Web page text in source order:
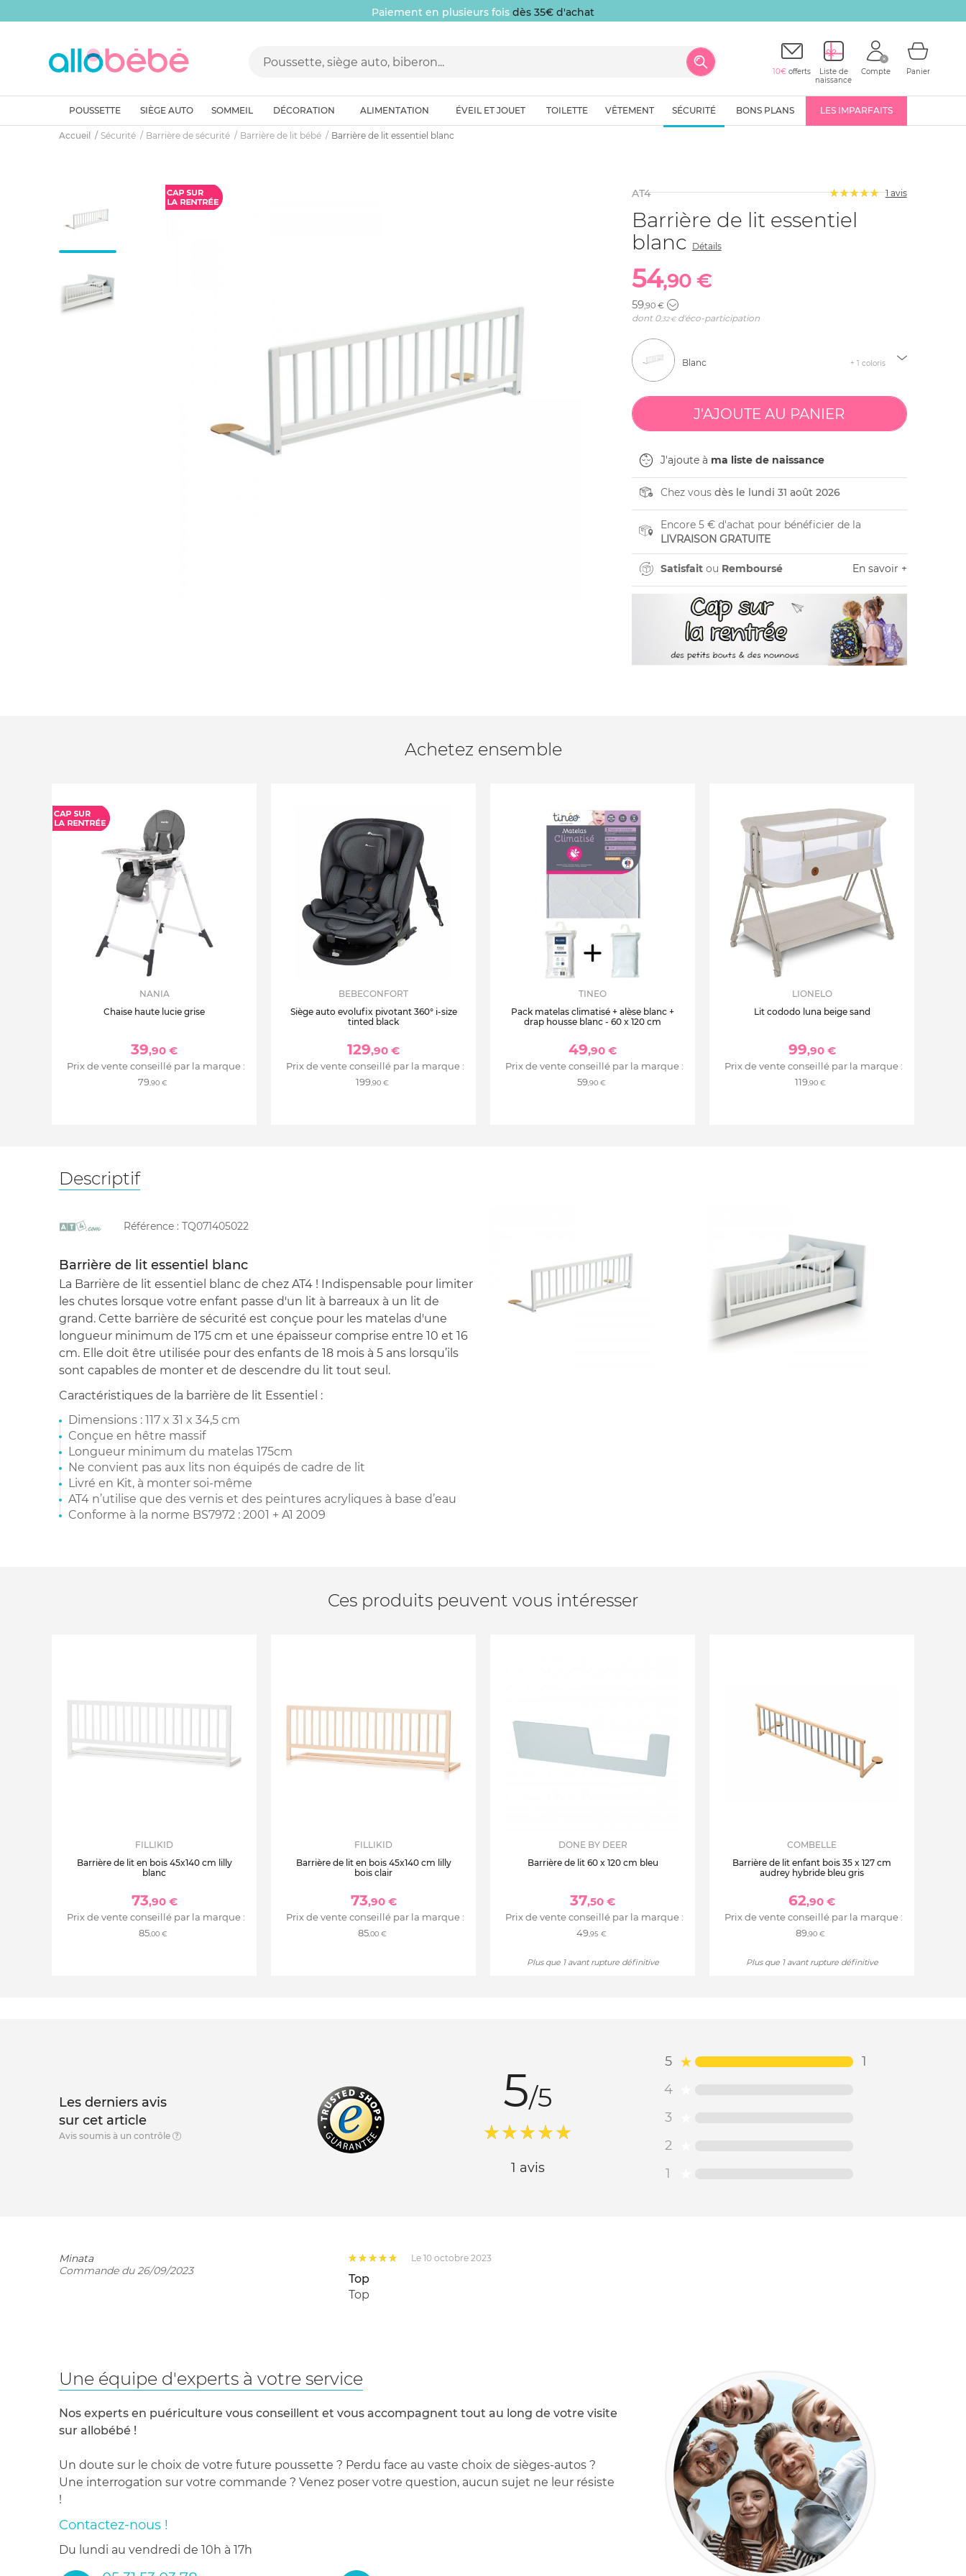
Paiement en plusieurs fois dès 35€ d'achat
10€ offerts
Liste de
naissance
Compte Panier
POUSSETTE SIÈGE AUTO SOMMEIL DÉCORATION ALIMENTATION ÉVEIL ET JOUET TOILETTE VÊTEMENT SÉCURITÉ BONS PLANS LES IMPARFAITS
Accueil Sécurité Barrière de sécurité Barrière de lit bébé Barrière de lit essentiel blanc
AT4 1 avis
Barrière de lit essentiel
blanc
Détails
54,90 €
59,90 €
dont 0,32 €d'éco-participation
Blanc + 1 coloris
J'ajoute à ma liste de naissance
Chez vous dès le lundi 31 août 2026
Encore 5 € d'achat pour bénéficier de la
LIVRAISON GRATUITE
Satisfaitou Remboursé En savoir +
Achetez ensemble
NANIA
Chaise haute lucie grise
39,90 €
Prix de vente conseillé par la marque :
79,90 €
BEBECONFORT
Siège auto evolufix pivotant 360° i-size
tinted black
129,90 €
Prix de vente conseillé par la marque :
199,90 €
TINEO
Pack matelas climatisé + alèse blanc +
drap housse blanc - 60 x 120 cm
49,90 €
Prix de vente conseillé par la marque :
59,90 €
LIONELO
Lit cododo luna beige sand
99,90 €
Prix de vente conseillé par la marque :
119,90 €
Descriptif
Référence : TQ071405022
Barrière de lit essentiel blanc
La Barrière de lit essentiel blanc de chez AT4 ! Indispensable pour limiter
les chutes lorsque votre enfant passe d'un lit à barreaux à un lit de
grand. Cette barrière de sécurité est conçue pour les matelas d'une
longueur minimum de 175 cm et une épaisseur comprise entre 10 et 16
cm. Elle doit être utilisée pour des enfants de 18 mois à 5 ans lorsqu’ils
sont capables de monter et de descendre du lit tout seul.
Caractéristiques de la barrière de lit Essentiel :
Dimensions : 117 x 31 x 34,5 cm
Conçue en hêtre massif
Longueur minimum du matelas 175cm
Ne convient pas aux lits non équipés de cadre de lit
Livré en Kit, à monter soi-même
AT4 n’utilise que des vernis et des peintures acryliques à base d’eau
Conforme à la norme BS7972 : 2001 + A1 2009
Ces produits peuvent vous intéresser
FILLIKID
Barrière de lit en bois 45x140 cm lilly
blanc
73,90 €
Prix de vente conseillé par la marque :
85,00 €
FILLIKID
Barrière de lit en bois 45x140 cm lilly
bois clair
73,90 €
Prix de vente conseillé par la marque :
85,00 €
DONE BY DEER
Barrière de lit 60 x 120 cm bleu
37,50 €
Prix de vente conseillé par la marque :
49,95 €
Plus que 1 avant rupture définitive
COMBELLE
Barrière de lit enfant bois 35 x 127 cm
audrey hybride bleu gris
62,90 €
Prix de vente conseillé par la marque :
89,90 €
Plus que 1 avant rupture définitive
Les derniers avis
sur cet article
Avis soumis à un contrôle
5/5
1 avis
5
1
4
3
2
1
Minata
Commande du 26/09/2023
Le 10 octobre 2023
Top
Top
Une équipe d'experts à votre service
Nos experts en puériculture vous conseillent et vous accompagnent tout au long de votre visite
sur allobébé !
Un doute sur le choix de votre future poussette ? Perdu face au vaste choix de sièges-autos ?
Une interrogation sur votre commande ? Venez poser votre question, aucun sujet ne leur résiste
!
Contactez-nous !
du lundi au vendredi de 10h à 17h